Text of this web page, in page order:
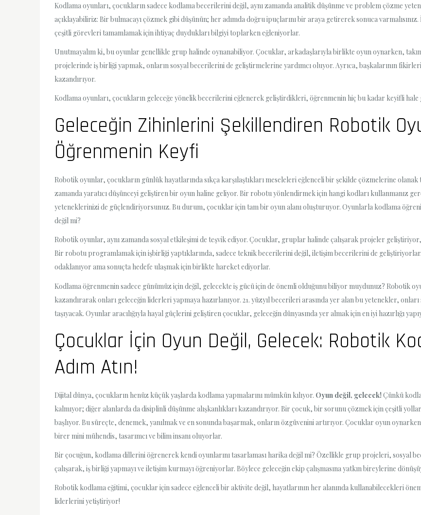
Kodlama oyunları, çocukların sadece kodlama becerilerini değil, aynı zamanda analitik düşünme ve problem çözme
açıklayabiliriz: Bir bulmacayı çözmek gibi düşünün; her adımda doğru ipuçlarını bir araya getirerek sonuca
çeşitli görevleri tamamlamak için ihtiyaç duydukları bilgiyi toplarken eğleniyorlar.
Unutmayalım ki, bu oyunlar genellikle grup halinde oynanabiliyor. Çocuklar, arkadaşlarıyla birlikte oyun oynarken,
projelerinde iş birliği yapmak, onların sosyal becerilerini de geliştirmelerine yardımcı oluyor. Ayrıca, başkalarının
kazandırıyor.
Kodlama oyunları, çocukların geleceğe yönelik becerilerini eğlenerek geliştirdikleri, öğrenmenin hiç bu kadar keyifli
Geleceğin Zihinlerini Şekillendiren Robotik
Öğrenmenin Keyfi
Robotik oyunlar, çocukların günlük hayatlarında sıkça karşılaştıkları meseleleri eğlenceli bir şekilde çözmelerine olanak
zamanda yaratıcı düşünceyi geliştiren bir oyun haline geliyor. Bir robotu yönlendirmek için hangi kodları kullanmanız
yeteneklerinizi de güçlendiriyorsunuz. Bu durum, çocuklar için tam bir oyun alanı oluşturuyor. Oyunlarla kodlama
değil mi?
Robotik oyunlar, aynı zamanda sosyal etkileşimi de teşvik ediyor. Çocuklar, gruplar halinde çalışarak projeler
Bir robotu programlamak için işbirliği yaptıklarında, sadece teknik becerilerini değil, iletişim becerilerini de
odaklanıyor ama sonuçta hedefe ulaşmak için birlikte hareket ediyorlar.
Kodlama öğrenmenin sadece günümüz için değil, gelecekte iş gücü için de önemli olduğunu biliyor muydunuz? Robotik
kazandırarak onları geleceğin liderleri yapmaya hazırlanıyor. 21. yüzyıl becerileri arasında yer alan bu yetenekler,
taşıyacak. Oyunlar aracılığıyla hayal güçlerini geliştiren çocuklar, geleceğin dünyasında yer almak için en iyi hazırlığı
Çocuklar İçin Oyun Değil, Gelecek: Robotik
Adım Atın!
Dijital dünya, çocukların henüz küçük yaşlarda kodlama yapmalarını mümkün kılıyor. Oyun değil, gelecek! Çünkü
kalmıyor; diğer alanlarda da disiplinli düşünme alışkanlıkları kazandırıyor. Bir çocuk, bir sorunu çözmek için çeşitli
başlıyor. Bu süreçte, denemek, yanılmak ve en sonunda başarmak, onların özgüvenini artırıyor. Çocuklar oyun
birer mini mühendis, tasarımcı ve bilim insanı oluyorlar.
Bir çocuğun, kodlama dillerini öğrenerek kendi oyunlarını tasarlaması harika değil mi? Özellikle grup projeleri, sosyal
çalışarak, iş birliği yapmayı ve iletişim kurmayı öğreniyorlar. Böylece geleceğin ekip çalışmasına yatkın bireylerine
Robotik kodlama eğitimi, çocuklar için sadece eğlenceli bir aktivite değil, hayatlarının her alanında kullanabilecekleri
liderlerini yetiştiriyor!